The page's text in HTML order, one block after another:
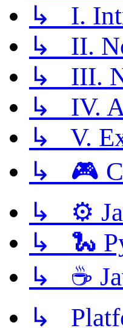
↳ I.
↳ II.
↳ III.
↳ IV.
↳ V.
↳ 🎮
↳ ⚙️
↳ 🐍
↳ ☕
↳